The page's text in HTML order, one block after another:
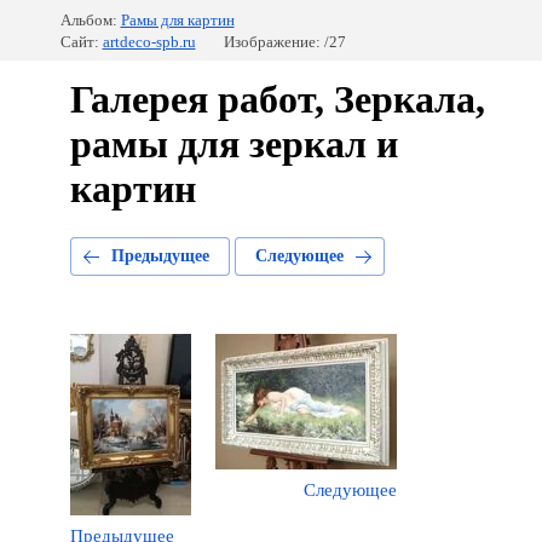
Альбом: Рамы для картин
Сайт: artdeco-spb.ru Изображение: /27
Галерея работ, Зеркала,
рамы для зеркал и
картин
Предыдущее Следующее
Предыдущее
Следующее